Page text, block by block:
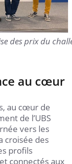
des prix du
au cœur
au cœur de
de l’UBS
vers les
croisée des
profils
connectés aux